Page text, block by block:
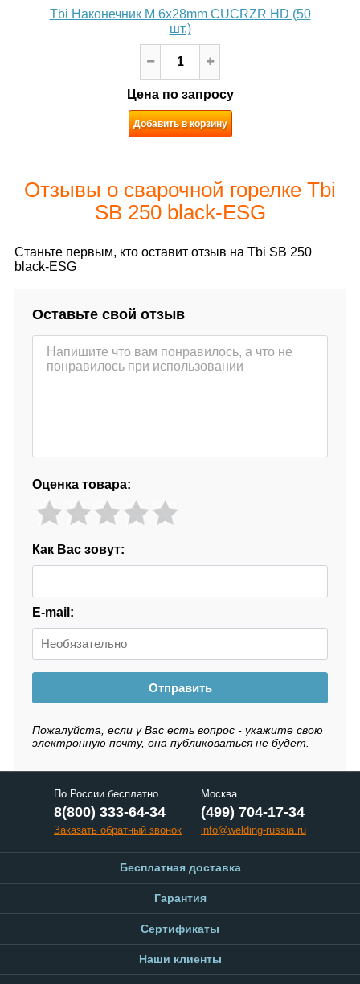
Tbi Наконечник M 6x28mm CUCRZR HD (50
шт.)
Цена по запросу
Добавить в корзину
Отзывы о сварочной горелке Tbi
SB 250 black-ESG
Станьте первым, кто оставит отзыв на Tbi SB 250
black-ESG
Оставьте свой отзыв
Оценка товара:
Как Вас зовут:
E-mail:
Отправить
Пожалуйста, если у Вас есть вопрос - укажите свою
электронную почту, она публиковаться не будет.
По России бесплатно
8(800) 333-64-34
Заказать обратный звонок
Москва
(499) 704-17-34
info@welding-russia.ru
Бесплатная доставка
Гарантия
Сертификаты
Наши клиенты